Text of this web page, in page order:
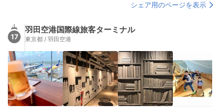
シェア用のページを表示
17
羽田空港国際線旅客ターミナル
東京都 / 羽田空港